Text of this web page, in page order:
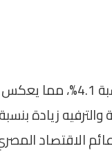
إلى جانب ذلك، ارتفع قطاع الموارد
الاقتصاد